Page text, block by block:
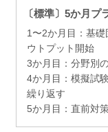
〔標準〕5か月
1〜2か月目：基
ウトプット開始
3か月目：分野別
4か月目：模擬試
繰り返す
5か月目：直前対